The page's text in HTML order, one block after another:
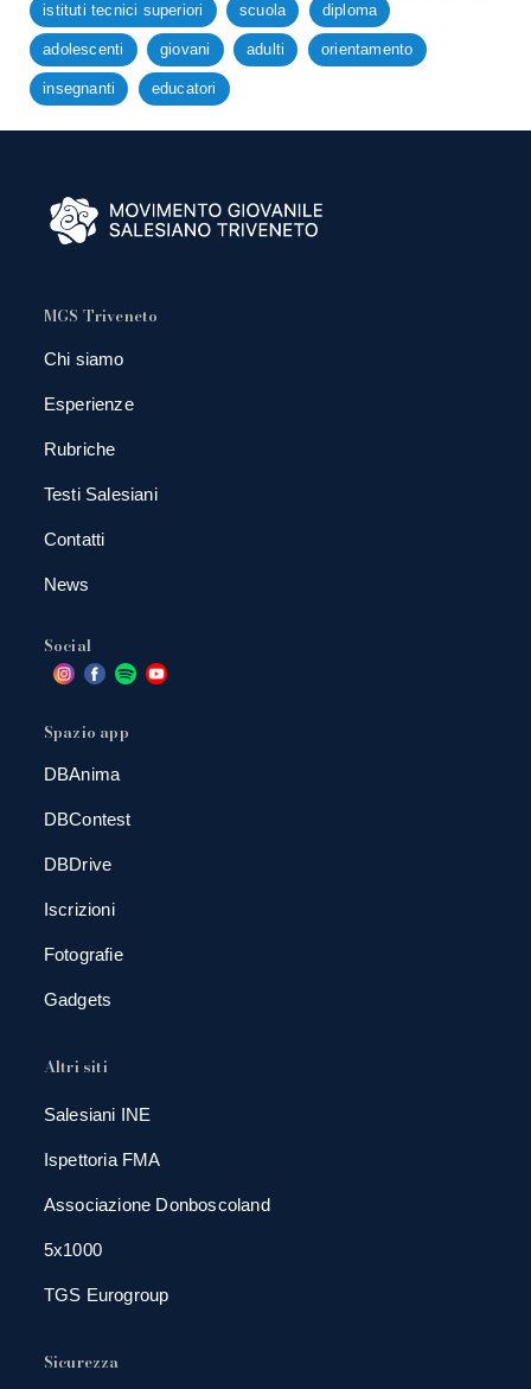
istituti tecnici superiori scuola diploma
adolescenti giovani adulti orientamento
insegnanti educatori
MGS Triveneto
Chi siamo
Esperienze
Rubriche
Testi Salesiani
Contatti
News
Social
Spazio app
DBAnima
DBContest
DBDrive
Iscrizioni
Fotografie
Gadgets
Altri siti
Salesiani INE
Ispettoria FMA
Associazione Donboscoland
5x1000
TGS Eurogroup
Sicurezza